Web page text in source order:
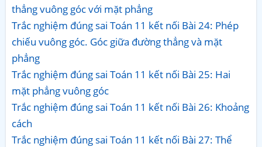
thẳng vuông góc với mặt phẳng
Trắc nghiệm đúng sai Toán 11 kết nối Bài 24: Phép
chiếu vuông góc. Góc giữa đường thẳng và mặt
phẳng
Trắc nghiệm đúng sai Toán 11 kết nối Bài 25: Hai
mặt phẳng vuông góc
Trắc nghiệm đúng sai Toán 11 kết nối Bài 26: Khoảng
cách
Trắc nghiệm đúng sai Toán 11 kết nối Bài 27: Thể